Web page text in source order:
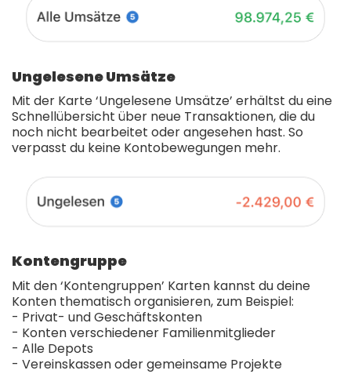
Ungelesene Umsätze
Mit der Karte ‘Ungelesene Umsätze’ erhältst du eine
Schnellübersicht über neue Transaktionen, die du
noch nicht bearbeitet oder angesehen hast. So
verpasst du keine Kontobewegungen mehr.
Kontengruppe
Mit den ‘Kontengruppen’ Karten kannst du deine
Konten thematisch organisieren, zum Beispiel:
- Privat- und Geschäftskonten
- Konten verschiedener Familienmitglieder
- Alle Depots
- Vereinskassen oder gemeinsame Projekte